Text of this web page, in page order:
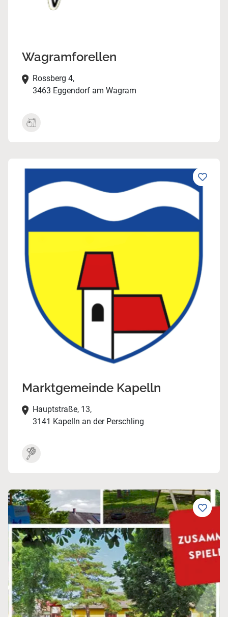
Wagramforellen
Rossberg 4,
3463 Eggendorf am Wagram
Marktgemeinde Kapelln
Hauptstraße, 13,
3141 Kapelln an der Perschling